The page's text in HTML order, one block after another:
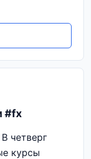
#fx
четверг
курсы